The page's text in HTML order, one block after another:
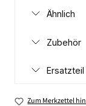
Ähnlich
Zubehör
Ersatzteil
Zum Merkzettel